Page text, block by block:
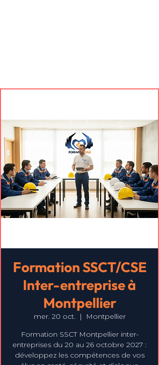
Formation SSCT/CSE
Inter-entreprise à
Montpellier
mer. 20 oct.
  |
Montpellier
Formation SSCT Montpellier inter-
entreprises du 20 au 26 octobre 2027 :
développez les compétences de vos